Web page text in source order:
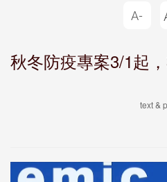
秋冬防疫專案3/1起
text &